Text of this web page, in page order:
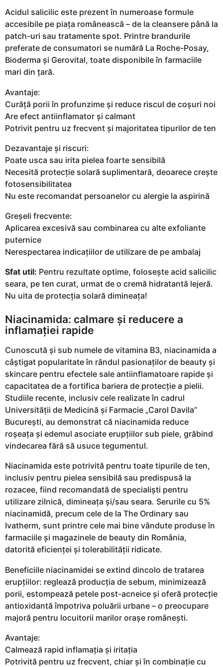
Acidul salicilic este prezent în numeroase formule
accesibile pe piața românească – de la cleansere până la
patch-uri sau tratamente spot. Printre brandurile
preferate de consumatori se numără La Roche-Posay,
Bioderma și Gerovital, toate disponibile în farmaciile
mari din țară.
Avantaje:
Curăță porii în profunzime și reduce riscul de coșuri noi
Are efect antiinflamator și calmant
Potrivit pentru uz frecvent și majoritatea tipurilor de ten
Dezavantaje și riscuri:
Poate usca sau irita pielea foarte sensibilă
Necesită protecție solară suplimentară, deoarece crește
fotosensibilitatea
Nu este recomandat persoanelor cu alergie la aspirină
Greșeli frecvente:
Aplicarea excesivă sau combinarea cu alte exfoliante
puternice
Nerespectarea indicațiilor de utilizare de pe ambalaj
Sfat util: Pentru rezultate optime, folosește acid salicilic
seara, pe ten curat, urmat de o cremă hidratantă lejeră.
Nu uita de protecția solară dimineața!
Niacinamida: calmare și reducere a
inflamației rapide
Cunoscută și sub numele de vitamina B3, niacinamida a
câștigat popularitate în rândul pasionaților de beauty și
skincare pentru efectele sale antiinflamatoare rapide și
capacitatea de a fortifica bariera de protecție a pielii.
Studiile recente, inclusiv cele realizate în cadrul
Universității de Medicină și Farmacie „Carol Davila”
București, au demonstrat că niacinamida reduce
roșeața și edemul asociate erupțiilor sub piele, grăbind
vindecarea fără să usuce tegumentul.
Niacinamida este potrivită pentru toate tipurile de ten,
inclusiv pentru pielea sensibilă sau predispusă la
rozacee, fiind recomandată de specialiști pentru
utilizare zilnică, dimineața și/sau seara. Serurile cu 5%
niacinamidă, precum cele de la The Ordinary sau
Ivatherm, sunt printre cele mai bine vândute produse în
farmaciile și magazinele de beauty din România,
datorită eficienței și tolerabilității ridicate.
Beneficiile niacinamidei se extind dincolo de tratarea
erupțiilor: reglează producția de sebum, minimizează
porii, estompează petele post-acneice și oferă protecție
antioxidantă împotriva poluării urbane – o preocupare
majoră pentru locuitorii marilor orașe românești.
Avantaje:
Calmează rapid inflamația și iritația
Potrivită pentru uz frecvent, chiar și în combinație cu